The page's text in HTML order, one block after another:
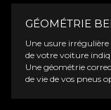
GÉOMÉTRIE
Une usure
de votre voiture
Une géométrie
de vie de vos pneus